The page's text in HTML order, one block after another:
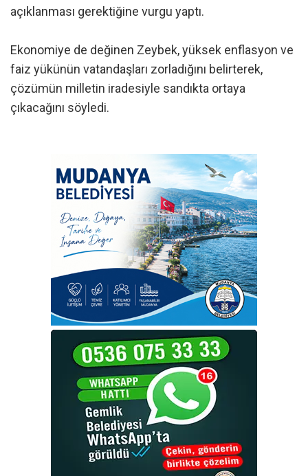
açıklanması gerektiğine vurgu yaptı.
Ekonomiye de değinen Zeybek, yüksek enflasyon ve
faiz yükünün vatandaşları zorladığını belirterek,
çözümün milletin iradesiyle sandıkta ortaya
çıkacağını söyledi.